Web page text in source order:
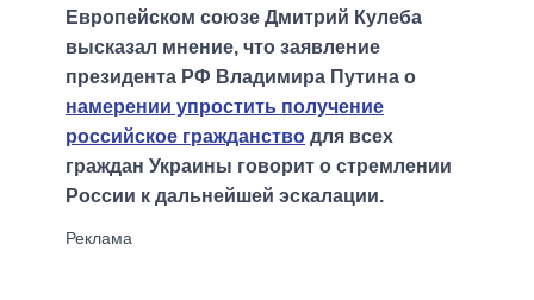
Европейском союзе Дмитрий Кулеба
высказал мнение, что заявление
президента РФ Владимира Путина о
намерении упростить получение
российское гражданство для всех
граждан Украины говорит о стремлении
России к дальнейшей эскалации.